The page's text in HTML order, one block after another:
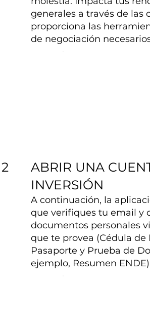
2
generales a través de las
proporciona las
de negociación
ABRIR UNA
INVERSIÓN
A continuación, la
que verifiques tu email y
documentos personales
que te provea (Cédula de
Pasaporte y Prueba de
ejemplo, Resumen